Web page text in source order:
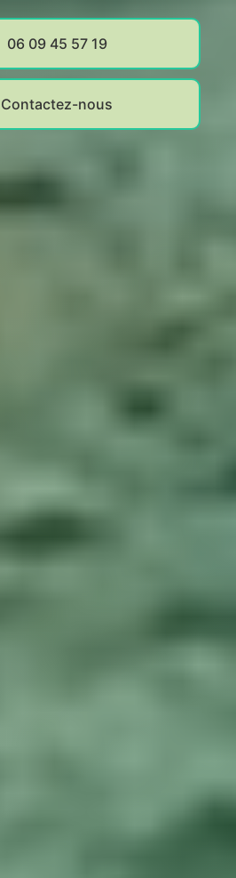
06 09 45 57 19
Contactez-nous